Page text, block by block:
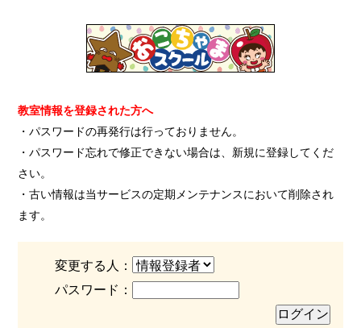
教室情報を登録された方へ
・パスワードの再発行は行っておりません。
・パスワード忘れで修正できない場合は、新規に登録してくだ
さい。
・古い情報は当サービスの定期メンテナンスにおいて削除され
ます。
変更する人：
パスワード：